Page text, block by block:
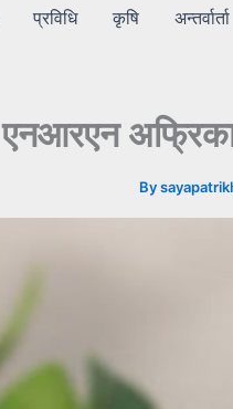
प्रविधि कृषि अन्तर्वार्ता
एनआरएन अफ्रिका
By